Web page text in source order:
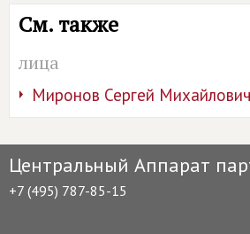
См. также
лица
Миронов Сергей Михайлович
Центральный Аппарат
+7 (495) 787-85-15